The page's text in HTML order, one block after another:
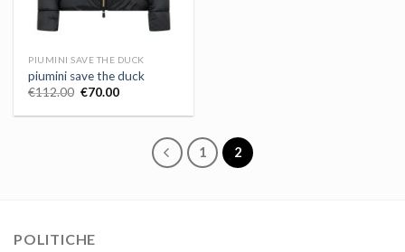
PIUMINI SAVE THE DUCK
piumini save the duck
€112.00 €70.00
1 2
POLITICHE